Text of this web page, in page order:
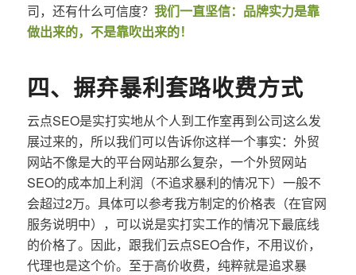
司，还有什么可信度？ 我们一直坚信：品牌实力是靠
做出来的，不是靠吹出来的！
四、摒弃暴利套路收费方式
云点SEO是实打实地从个人到工作室再到公司这么发
展过来的，所以我们可以告诉你这样一个事实：外贸
网站不像是大的平台网站那么复杂，一个外贸网站
SEO的成本加上利润（不追求暴利的情况下）一般不
会超过2万。具体可以参考我方制定的价格表（在官网
服务说明中），可以说是实打实工作的情况下最底线
的价格了。因此，跟我们云点SEO合作，不用议价，
代理也是这个价。至于高价收费，纯粹就是追求暴